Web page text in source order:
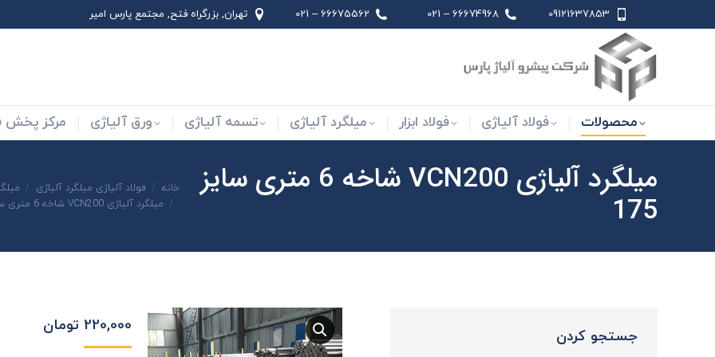
09121637853
66674968 – 021
66675562 – 021 تهران, بزرگراه فتح, مجتمع پارس امير
محصولات فولاد آلیاژی فولاد ابزار میلگرد آلیاژی تسمه آلیاژی ورق آلیاژی مرکز پخش
میلگرد آلیاژی VCN200 شاخه 6 متری سایز
175
شما اینجا هستید:
خانه فولاد آلیاژی میلگرد آلیاژی
میلگرد آلیاژی VCN200 شاخه 6 متری سایز 175
220,000 تومان
جستجو کردن
محصولات میلگرد آلیاژی تسمه آلیاژی